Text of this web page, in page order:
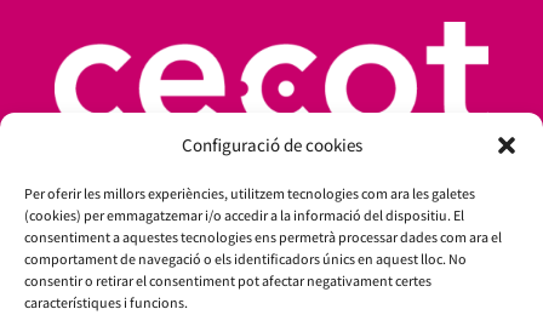
Configuració de cookies
Per oferir les millors experiències, utilitzem tecnologies com ara les galetes
(cookies) per emmagatzemar i/o accedir a la informació del dispositiu. El
consentiment a aquestes tecnologies ens permetrà processar dades com ara el
comportament de navegació o els identificadors únics en aquest lloc. No
consentir o retirar el consentiment pot afectar negativament certes
característiques i funcions.